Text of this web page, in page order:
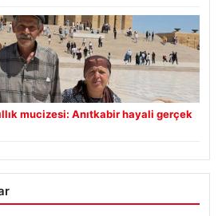
mucizesi: Anıtkabir hayali gerçek